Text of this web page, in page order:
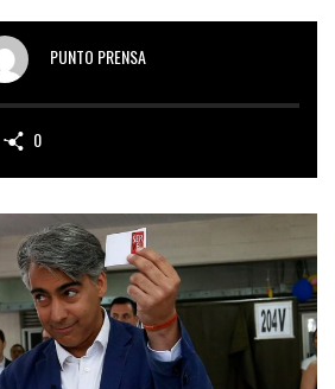
PUNTO PRENSA
0